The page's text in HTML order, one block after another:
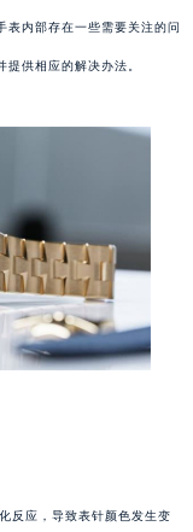
表内部存在一些需要关注的问
供相应的解决办法。
反应，导致表针颜色发生变